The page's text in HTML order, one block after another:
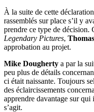
À la suite de cette
rassemblés sur place s’il y
prendre ce type de décision.
Legendary Pictures,
approbation au projet.
Mike Dougherty a par la
peu plus de détails
ci était naissante. Toujours
des éclaircissements
apprendre davantage sur
s’agit.